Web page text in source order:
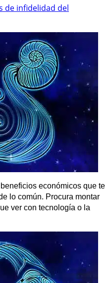
de infidelidad del
económicos que te
lo común. Procura montar
ver con tecnología o la